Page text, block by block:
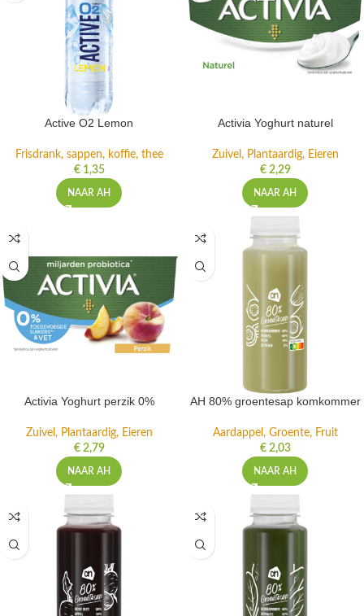
Active O2 Lemon
Frisdrank, sappen, koffie, thee
€1,35
NAAR AH
Activia Yoghurt naturel
Zuivel, Plantaardig, Eieren
€2,29
NAAR AH
Activia Yoghurt perzik 0%
Zuivel, Plantaardig, Eieren
€2,79
NAAR AH
AH 80% groentesap komkommer
Aardappel, Groente, Fruit
€2,03
NAAR AH